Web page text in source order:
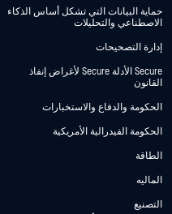
حماية البيانات التي تشكل أساس الذكاء
الاصطناعي والتحليلات
إدارة التصحيحات
Secure الأدلة Secure لأغراض إنفاذ
القانون
الحكومة والدفاع والاستخبارات
الحكومة الفيدرالية الأمريكية
الطاقة
الماليه
التصنيع